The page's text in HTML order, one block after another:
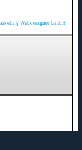
Webdesigner GmbH